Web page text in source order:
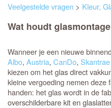
Veelgestelde vragen > Kleur,
Wat houdt
Wanneer je een nieuwe
Albo, Austria, CanDo, Skantrae
kiezen om het glas direct
kleine vergoeding nemen deze
handen: het glas wordt in de
overschilderbare kit en